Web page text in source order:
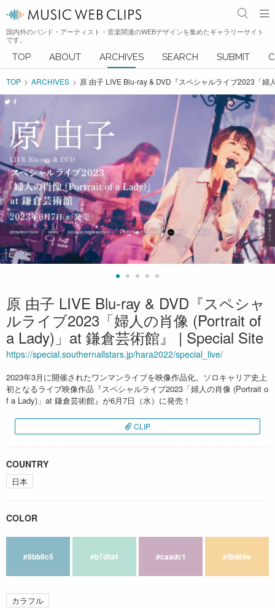
国内外のバンド・アーティスト・音楽関連のWEBデザインを集めたギャラリーサイト
です。
TOP ABOUT ARCHIVES SEARCH SUBMIT
TOP ARCHIVES 原 由子 LIVE Blu-ray & DVD『スペシャルライブ2023「
原 由子 LIVE Blu-ray & DVD『スペシャ
ルライブ2023「婦人の肖像 (Portrait of
a Lady)」at 鎌倉芸術館』 | Special Site
https://special.southernallstars.jp/hara2022/special_live/
2023年3月に開催されたワンマンライブを映像作品化。ソロキャリア史上
初となるライブ映像作品『スペシャルライブ2023「婦人の肖像 (Portrait o
f a Lady)」at 鎌倉芸術館』が6月7日（水）に発売！
CLIP
COUNTRY
日本
COLOR
#8bb9c5 #b7dfd4 #caadc1 #f6d69e
カラフル